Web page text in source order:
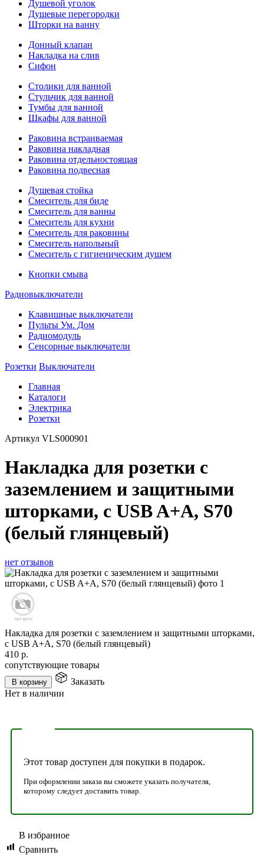
Душевой уголок
Душевые перегородки
Шторки на ванну
Донный клапан
Накладка на слив
Сифон
Столики для ванной
Стульчик для ванной
Тумбы для ванной
Шкафы для ванной
Раковина встраиваемая
Раковина накладная
Раковина отдельностоящая
Раковина подвесная
Душевая стойка
Смеситель для биде
Смеситель для ванны
Смеситель для кухни
Смеситель для раковины
Смеситель напольный
Смеситель с гигиеническим душем
Кнопки смыва
Радиовыключатели
Клавишные выключатели
Пульты Ум. Дом
Радиомодуль
Сенсорные выключатели
Розетки Выключатели
Главная
Каталоги
Электрика
Розетки
Артикул VLS000901
Накладка для розетки с
заземлением и защитными
шторками, с USB A+A, S70
(белый глянцевый)
нет отзывов
Накладка для розетки с заземлением и защитными шторками,
с USB A+A, S70 (белый глянцевый)
410 р.
сопутствующие товары
В корзину
Заказать
Нет в наличии
Этот товар доступен для покупки в подарок.
При оформлении заказа вы сможете указать получателя,
которому следует доставить товар.
В избранное
Сравнить